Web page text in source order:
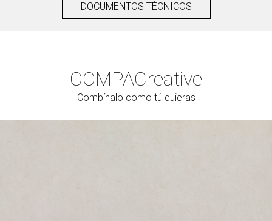
DOCUMENTOS TÉCNICOS
COMPACreative
Combínalo como tú quieras